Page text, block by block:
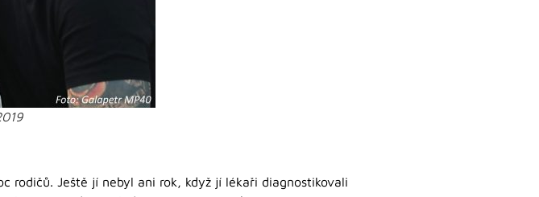
rodičů. Ještě jí nebyl ani rok, když jí lékaři diagnostikovali